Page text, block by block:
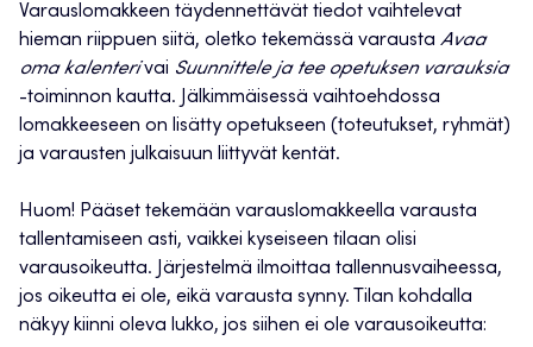
Varauslomakkeen täydennettävät tiedot vaihtelevat
hieman riippuen siitä, oletko tekemässä varausta Avaa
oma kalenterivai Suunnittele ja tee opetuksen varauksia
-toiminnon kautta. Jälkimmäisessä vaihtoehdossa
lomakkeeseen on lisätty opetukseen (toteutukset, ryhmät)
ja varausten julkaisuun liittyvät kentät.
Huom! Pääset tekemään varauslomakkeella varausta
tallentamiseen asti, vaikkei kyseiseen tilaan olisi
varausoikeutta. Järjestelmä ilmoittaa tallennusvaiheessa,
jos oikeutta ei ole, eikä varausta synny. Tilan kohdalla
näkyy kiinni oleva lukko, jos siihen ei ole varausoikeutta: